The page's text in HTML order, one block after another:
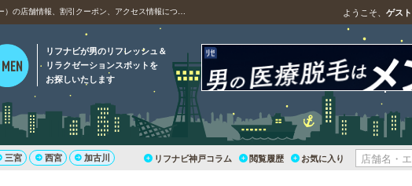
姫路のメンズエステ（メンエス）、Theory（セオリー）の店舗情報、割引クーポン、アクセス情報について ようこそ、 ゲスト
リフナビが男のリフレッシュ＆
リラクゼーションスポットを
お探しいたします
三宮 西宮 加古川 リフナビ神戸コラム 閲覧履歴 お気に入り